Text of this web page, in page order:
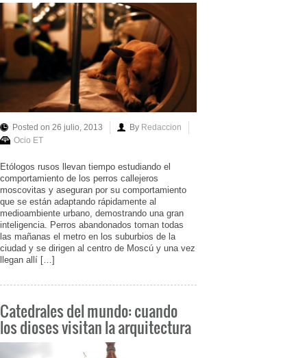
Posted on 26 julio, 2013 By Redaccion
Ocio ET
Etólogos rusos llevan tiempo estudiando el
comportamiento de los perros callejeros
moscovitas y aseguran por su comportamiento
que se están adaptando rápidamente al
medioambiente urbano, demostrando una gran
inteligencia. Perros abandonados toman todas
las mañanas el metro en los suburbios de la
ciudad y se dirigen al centro de Moscú y una vez
llegan allí […]
Catedrales del mundo: cuando
los dioses visitan la arquitectura